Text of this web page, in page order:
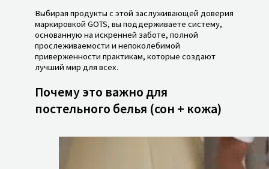
Выбирая продукты с этой заслуживающей доверия
маркировкой GOTS, вы поддерживаете систему,
основанную на искренней заботе, полной
прослеживаемости и непоколебимой
приверженности практикам, которые создают
лучший мир для всех.
Почему это важно для
постельного белья (сон + кожа)